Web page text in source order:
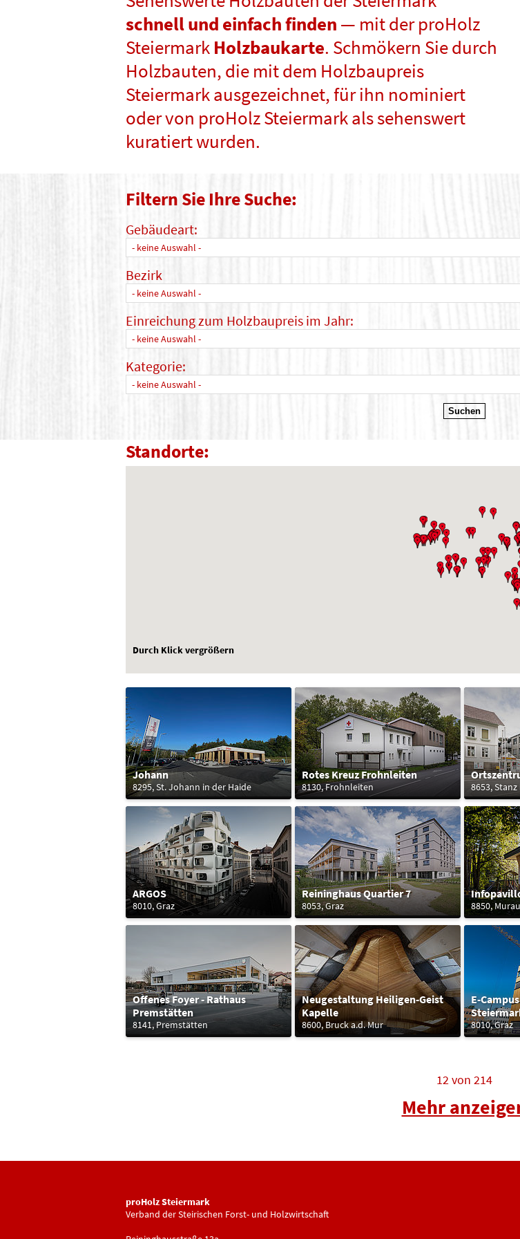
schnell und einfach finden — mit der proHolz
Steiermark Holzbaukarte. Schmökern Sie durch
Holzbauten, die mit dem Holzbaupreis
Steiermark ausgezeichnet, für ihn nominiert
oder von proHolz Steiermark als sehenswert
kuratiert wurden.
Filtern Sie Ihre Suche:
Gebäudeart:
- keine Auswahl -
Bezirk
- keine Auswahl -
Einreichung zum Holzbaupreis im Jahr:
- keine Auswahl -
Kategorie:
- keine Auswahl -
Standorte:
Durch Klick vergrößern
Johann
8295, St. Johann in der Haide
Rotes Kreuz Frohnleiten
8130, Frohnleiten 8653,
ARGOS
8010, Graz
Reininghaus Quartier 7
8053, Graz 8850, Murau
Offenes Foyer - Rathaus
Premstätten
8141, Premstätten
Neugestaltung Heiligen-Geist
Kapelle
8600, Bruck a.d. Mur
E-
8010, Graz
12von 214
Mehr
proHolz Steiermark
Verband der Steirischen Forst- und Holzwirtschaft